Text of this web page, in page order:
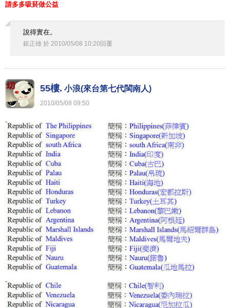
請多多吸菸做公益
說得實在。
銀正雄 於 2010/05/08 10:20 回覆
55樓. 小浪(來台第七代閩南人)
2010/05/08 09:50